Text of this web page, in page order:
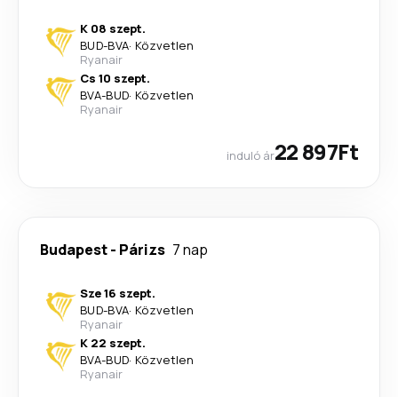
K 08 szept.
BUD-BVA· Közvetlen
Ryanair
Cs 10 szept.
BVA-BUD· Közvetlen
Ryanair
induló ár22 897Ft
Budapest- Párizs 7 nap
Sze 16 szept.
BUD-BVA· Közvetlen
Ryanair
K 22 szept.
BVA-BUD· Közvetlen
Ryanair